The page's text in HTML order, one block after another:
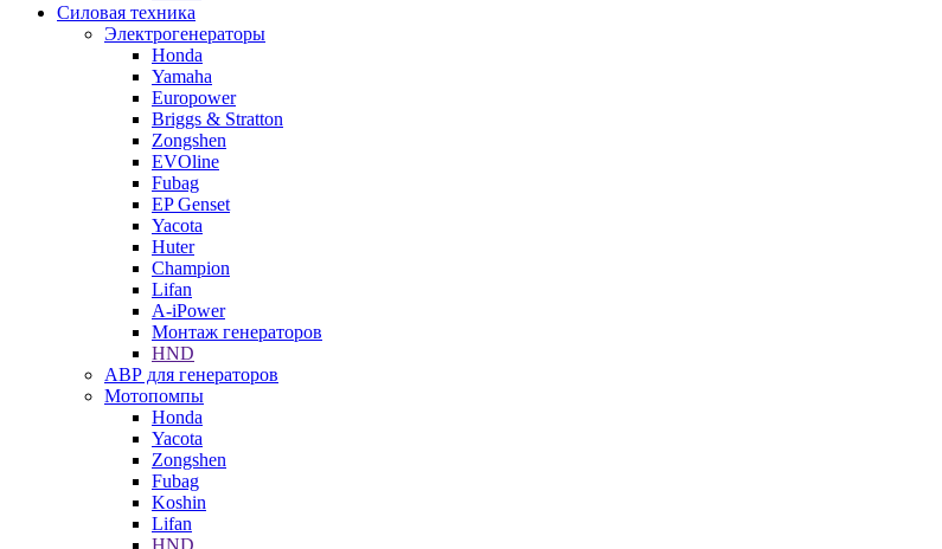
Силовая техника
Электрогенераторы
Honda
Yamaha
Europower
Briggs & Stratton
Zongshen
EVOline
Fubag
EP Genset
Yacota
Huter
Champion
Lifan
A-iPower
Монтаж генераторов
HND
АВР для генераторов
Мотопомпы
Honda
Yacota
Zongshen
Fubag
Koshin
Lifan
HND